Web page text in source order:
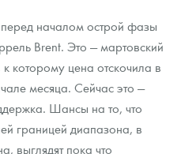
началом острой фазы
Brent. Это — мартовский
которому цена отскочила в
месяца. Сейчас это —
Шансы на то, что
границей диапазона, в
выглядят пока что